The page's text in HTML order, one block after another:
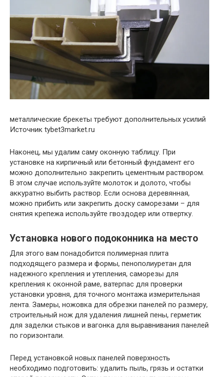
металлические брекеты требуют дополнительных усилий
Источник tybet3market.ru
Наконец, мы удалим саму оконную таблицу. При
установке на кирпичный или бетонный фундамент его
можно дополнительно закрепить цементным раствором.
В этом случае используйте молоток и долото, чтобы
аккуратно выбить раствор. Если основа деревянная,
можно прибить или закрепить доску саморезами – для
снятия крепежа используйте гвоздодер или отвертку.
Установка нового подоконника на место
Для этого вам понадобится полимерная плита
подходящего размера и формы, пенополиуретан для
надежного крепления и утепления, саморезы для
крепления к оконной раме, ватерпас для проверки
установки уровня, для точного монтажа измерительная
лента. Замеры, ножовка для обрезки панелей по размеру,
строительный нож для удаления лишней пены, герметик
для заделки стыков и вагонка для выравнивания панелей
по горизонтали.
Перед установкой новых панелей поверхность
необходимо подготовить: удалить пыль, грязь и остатки